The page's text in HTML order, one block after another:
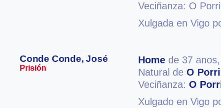
Veciñanza: O
Xulgada en Vigo
Conde Conde, José
Prisión
Home de 37
Natural de O
Veciñanza: O
Xulgado en Vigo